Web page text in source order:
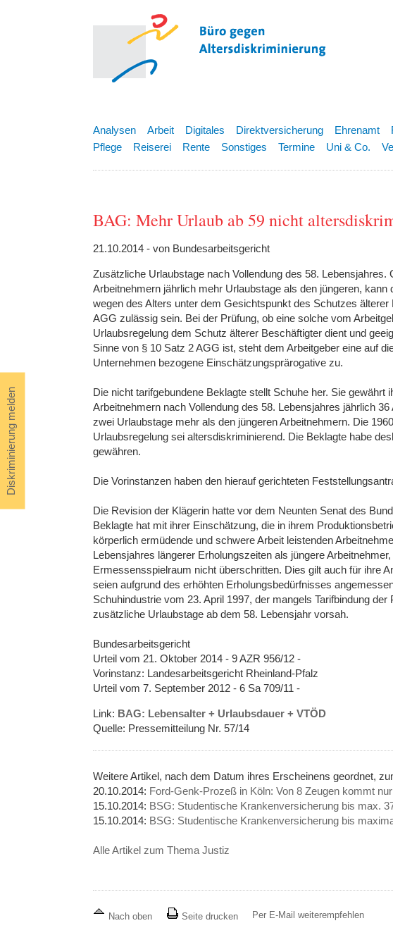
Diskriminierung melden
Analysen Arbeit Digitales Direktversicherung Ehrenamt
Pflege
Reiserei Rente Sonstiges Termine Uni & Co.
BAG: Mehr Urlaub ab 59 nicht
21.10.2014 - von Bundesarbeitsgericht
Zusätzliche Urlaubstage nach Vollendung des 58. Lebensjahres.
Arbeitnehmern jährlich mehr Urlaubstage als den jüngeren, kann
wegen des Alters unter dem Gesichtspunkt des Schutzes
AGG zulässig sein. Bei der Prüfung, ob eine solche vom
Urlaubsregelung dem Schutz älterer Beschäftigter dient und
Sinne von § 10 Satz 2 AGG ist, steht dem Arbeitgeber eine auf
Unternehmen bezogene Einschätzungsprärogative zu.
Die nicht tarifgebundene Beklagte stellt Schuhe her. Sie gewährt
Arbeitnehmern nach Vollendung des 58. Lebensjahres jährlich
zwei Urlaubstage mehr als den jüngeren Arbeitnehmern. Die
Urlaubsregelung sei altersdiskriminierend. Die Beklagte habe
gewähren.
Die Vorinstanzen haben den hierauf gerichteten
Die Revision der Klägerin hatte vor dem Neunten Senat des
Beklagte hat mit ihrer Einschätzung, die in ihrem
körperlich ermüdende und schwere Arbeit leistenden
Lebensjahres längerer Erholungszeiten als jüngere
Ermessensspielraum nicht überschritten. Dies gilt auch für ihre
seien aufgrund des erhöhten Erholungsbedürfnisses
Schuhindustrie vom 23. April 1997, der mangels Tarifbindung
zusätzliche Urlaubstage ab dem 58. Lebensjahr vorsah.
Bundesarbeitsgericht
Urteil vom 21. Oktober 2014 - 9 AZR 956/12 -
Vorinstanz: Landesarbeitsgericht Rheinland-Pfalz
Urteil vom 7. September 2012 - 6 Sa 709/11 -
Link: BAG: Lebensalter + Urlaubsdauer + VTÖD
Quelle: Pressemitteilung Nr. 57/14
Weitere Artikel, nach dem Datum ihres Erscheinens geordnet,
20.10.2014: Ford-Genk-Prozeß in Köln: Von 8 Zeugen kommt
15.10.2014: BSG: Studentische Krankenversicherung bis max.
15.10.2014: BSG: Studentische Krankenversicherung bis
Alle Artikel zum Thema Justiz
Nach oben Seite drucken Per E-Mail weiterempfehlen